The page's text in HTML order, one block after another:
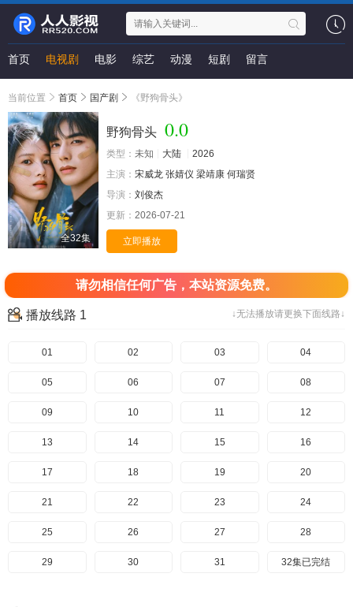
首页 电视剧 电影 综艺 动漫 短剧 留言
当前位置 首页 国产剧 《野狗骨头》
全32集
野狗骨头 0.0
类型： 未知 大陆
2026
主演： 宋威龙 张婧仪 梁靖康 何瑞贤
导演： 刘俊杰
更新： 2026-07-21
立即播放
请勿相信任何广告，本站资源免费。
↓无法播放请更换下面线路↓
播放线路 1
01 02 03 04
05 06 07 08
09 10 11 12
13 14 15 16
17 18 19 20
21 22 23 24
25 26 27 28
29 30 31 32集已完结